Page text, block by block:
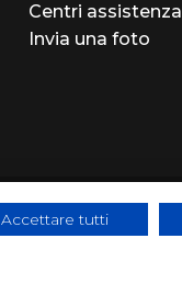
Centri assistenza
Invia una foto
Accettare tutti